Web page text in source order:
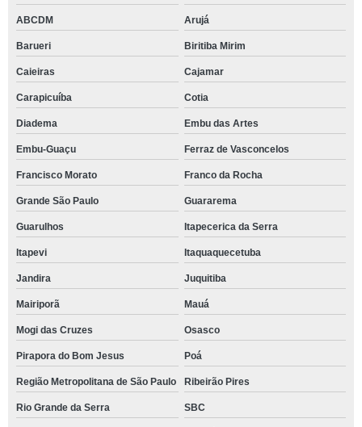
ABCDM Arujá
Barueri Biritiba Mirim
Caieiras Cajamar
Carapicuíba Cotia
Diadema Embu das Artes
Embu-Guaçu Ferraz de Vasconcelos
Francisco Morato Franco da Rocha
Grande São Paulo Guararema
Guarulhos Itapecerica da Serra
Itapevi Itaquaquecetuba
Jandira Juquitiba
Mairiporã Mauá
Mogi das Cruzes Osasco
Pirapora do Bom Jesus Poá
Região Metropolitana de São Paulo Ribeirão Pires
Rio Grande da Serra SBC